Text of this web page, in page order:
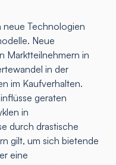
Technologien
Neue
Marktteilnehmern in
in der
im Kaufverhalten.
geraten
in
durch drastische
gilt, um sich bietende
eine